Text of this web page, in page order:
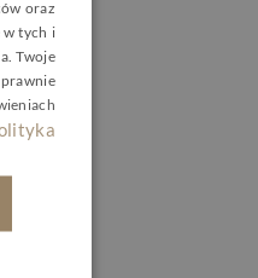
oraz
w tych i
Twoje